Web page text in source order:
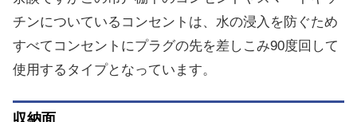
チンについているコンセントは、水の浸入を防ぐため
すべてコンセントにプラグの先を差しこみ90度回して
使用するタイプとなっています。